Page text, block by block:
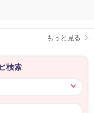
もっと見る
検索